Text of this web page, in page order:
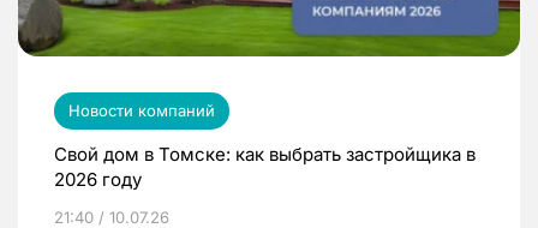
Новости компаний
Свой дом в Томске: как выбрать застройщика в
2026 году
21:40 / 10.07.26